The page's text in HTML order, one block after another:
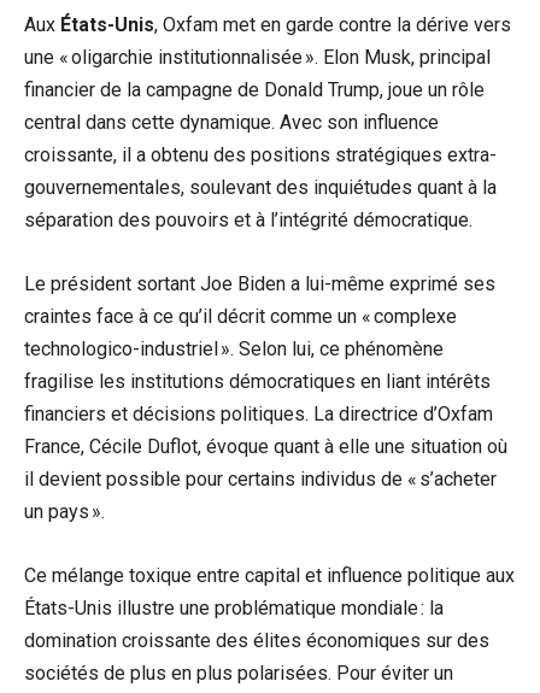
Aux États-Unis, Oxfam met en garde contre la dérive vers
une « oligarchie institutionnalisée ». Elon Musk, principal
financier de la campagne de Donald Trump, joue un rôle
central dans cette dynamique. Avec son influence
croissante, il a obtenu des positions stratégiques extra-
gouvernementales, soulevant des inquiétudes quant à la
séparation des pouvoirs et à l’intégrité démocratique.
Le président sortant Joe Biden a lui-même exprimé ses
craintes face à ce qu’il décrit comme un « complexe
technologico-industriel ». Selon lui, ce phénomène
fragilise les institutions démocratiques en liant intérêts
financiers et décisions politiques. La directrice d’Oxfam
France, Cécile Duflot, évoque quant à elle une situation où
il devient possible pour certains individus de « s’acheter
un pays ».
Ce mélange toxique entre capital et influence politique aux
États-Unis illustre une problématique mondiale : la
domination croissante des élites économiques sur des
sociétés de plus en plus polarisées. Pour éviter un